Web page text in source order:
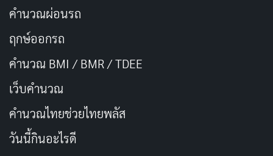
สำคัญในอดีต ประการที่สองเป็นการขอขมากรรมต่อแม่
พระคงคาที่ได้ชำระล้างสิ่งสกปรกและมลภาวะลงไปใน
แม่น้ำ ประการที่สามเป็นการอธิษฐานขอสิ่งที่ดีงามในชีวิต
เช่น ความเจริญรุ่งเรือง สุขภาพแข็งแรง และความรัก
การเตรียมกระทง: งานฝีมืออันประณีต
กระทงเป็นสิ่งสำคัญในประเพณีลอยกระทง การเตรียม
กระทงนั้นเป็นงานฝีมืออันประณีตที่ต้องใช้ความละเอียด
คำนวณผ่อนรถ
ฤกษ์ออกรถ
คำนวณ BMI / BMR / TDEE
เว็บคํานวณ
คํานวณไทยช่วยไทยพลัส
วันนี้กินอะไรดี